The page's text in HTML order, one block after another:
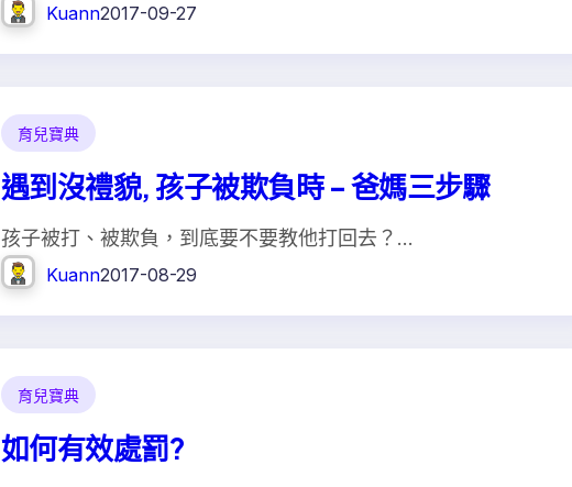
Kuann2017-09-27
育兒寶典
遇到沒禮貌, 孩子被欺負時 – 爸媽三步驟
孩子被打、被欺負，到底要不要教他打回去？…
Kuann2017-08-29
育兒寶典
如何有效處罰?